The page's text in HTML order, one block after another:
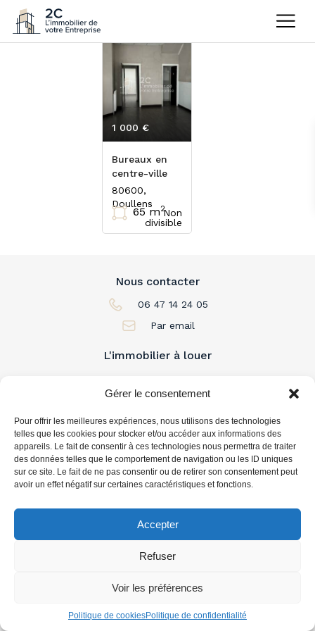
Gérer le consentement
Pour offrir les meilleures expériences, nous utilisons des technologies
telles que les cookies pour stocker et/ou accéder aux informations des
appareils. Le fait de consentir à ces technologies nous permettra de traiter
des données telles que le comportement de navigation ou les ID uniques
sur ce site. Le fait de ne pas consentir ou de retirer son consentement peut
avoir un effet négatif sur certaines caractéristiques et fonctions.
Accepter
Refuser
Voir les préférences
Politique de cookiesPolitique de confidentialité
Bureaux en
centre-ville
Non
divisible
1 000 €
80600,
Doullens
65 m2
L'immobilier à louer
L'immobilier à acheter
Vous accompagner
Nous contacter
06 47 14 24 05
Par email